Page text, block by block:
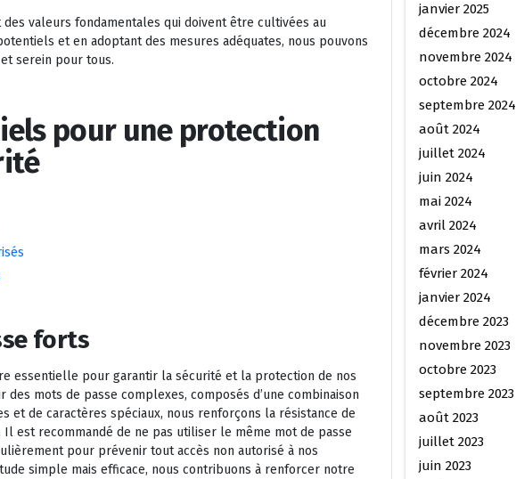
valeurs fondamentales qui doivent être cultivées au
et en adoptant des mesures adéquates, nous pouvons
serein pour tous.
pour une protection
forts
essentielle pour garantir la sécurité et la protection de nos
mots de passe complexes, composés d’une combinaison
et de caractères spéciaux, nous renforçons la résistance de
est recommandé de ne pas utiliser le même mot de passe
pour prévenir tout accès non autorisé à nos
simple mais efficace, nous contribuons à renforcer notre
janvier 2025
décembre 2024
novembre 2024
octobre 2024
septembre 2024
août 2024
juillet 2024
juin 2024
mai 2024
avril 2024
mars 2024
février 2024
janvier 2024
décembre 2023
novembre 2023
octobre 2023
septembre 2023
août 2023
juillet 2023
juin 2023